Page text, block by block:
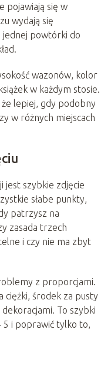
pojawiają się w
wydają się
jednej powtórki do
wazonów, kolor
w każdym stosie.
lepiej, gdy podobny
w różnych miejscach
szybkie zdjęcie
słabe punkty,
patrzysz na
zasada trzech
i czy nie ma zbyt
z proporcjami.
ciężki, środek za pusty
To szybki
5 i poprawić tylko to,